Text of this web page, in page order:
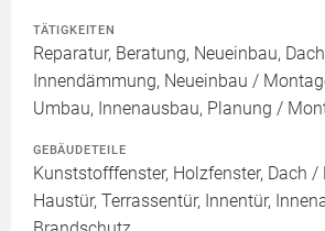
TÄTIGKEITEN
Reparatur, Beratung, Neueinbau,
Innendämmung, Neueinbau /
Umbau, Innenausbau, Planung /
GEBÄUDETEILE
Kunststofffenster, Holzfenster, Dach /
Haustür, Terrassentür, Innentür,